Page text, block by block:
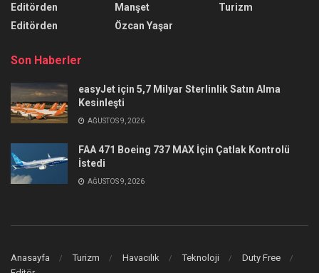
Editörden
Editörden
Manşet
Özcan Yaşar
Turizm
Son Haberler
easyJet için 5,7 Milyar Sterlinlik Satın Alma
Kesinleşti
AĞUSTOS 9, 2026
FAA 471 Boeing 737 MAX İçin Çatlak Kontrolü
İstedi
AĞUSTOS 9, 2026
Anasayfa Turizm Havacılık Teknoloji
Duty Free